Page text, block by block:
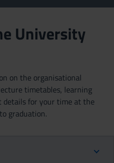
University
on the organisational
timetables, learning
details for your time at the
graduation.